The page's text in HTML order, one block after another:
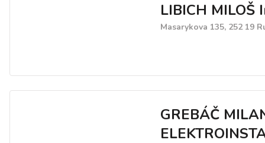
LIBICH MILOŠ
Masarykova 135, 252 19
GREBÁČ